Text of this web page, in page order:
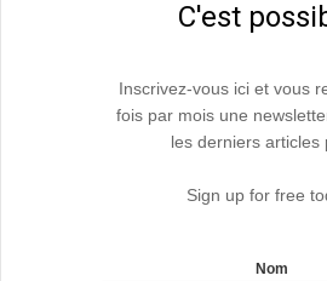
C'est
Inscrivez-vous ici et vous
fois par mois une
les derniers articles
Sign up for free
Nom